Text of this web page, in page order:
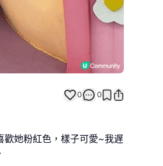
0 0
她粉紅色，樣子可愛~我遅